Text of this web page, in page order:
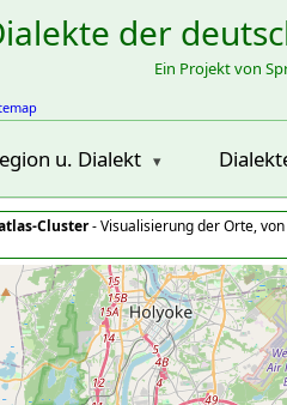
der
Ein Projekt von
u. Dialekt
Cluster- Visualisierung der Orte,